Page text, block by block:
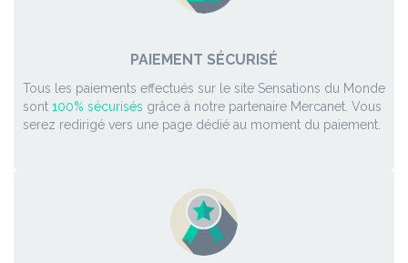
PAIEMENT SÉCURISÉ
Tous les paiements effectués sur le site Sensations du Monde
sont 100% sécurisés grâce à notre partenaire Mercanet. Vous
serez redirigé vers une page dédié au moment du paiement.